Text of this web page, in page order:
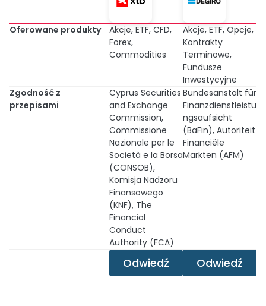
Oferowane produkty
Akcje, ETF, CFD,
Forex,
Commodities
Akcje, ETF, Opcje,
Kontrakty
Terminowe,
Fundusze
Inwestycyjne
Zgodność z
przepisami
Cyprus Securities
and Exchange
Commission,
Commissione
Nazionale per le
Società e la Borsa
(CONSOB),
Komisja Nadzoru
Finansowego
(KNF), The
Financial
Conduct
Authority (FCA)
Bundesanstalt für
Finanzdienstleistu
ngsaufsicht
(BaFin), Autoriteit
Financiële
Markten (AFM)
Odwiedź Odwiedź